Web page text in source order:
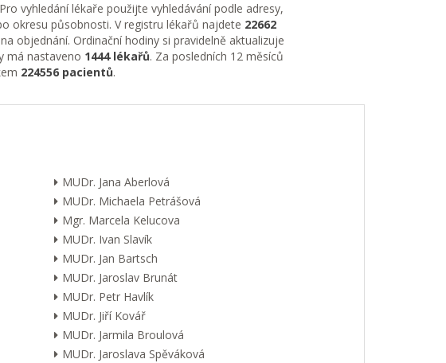
vyhledání lékaře použijte vyhledávání podle adresy,
okresu působnosti. V registru lékařů najdete 22662
objednání. Ordinační hodiny si pravidelně aktualizuje
má nastaveno 1444 lékařů. Za posledních 12 měsíců
224556 pacientů.
MUDr. Jana Aberlová
MUDr. Michaela Petrášová
Mgr. Marcela Kelucova
MUDr. Ivan Slavík
MUDr. Jan Bartsch
MUDr. Jaroslav Brunát
MUDr. Petr Havlík
MUDr. Jiří Kovář
MUDr. Jarmila Broulová
MUDr. Jaroslava Spěváková